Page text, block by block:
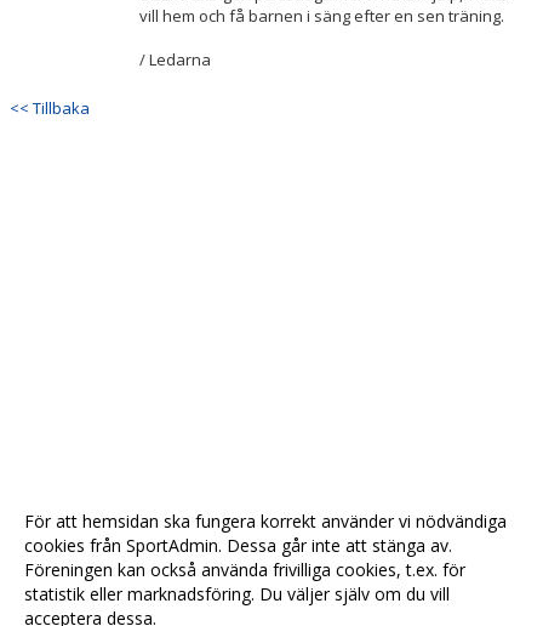
vill hem och få barnen i säng efter en sen träning.
/ Ledarna
<< Tillbaka
För att hemsidan ska fungera korrekt använder vi nödvändiga
cookies från SportAdmin. Dessa går inte att stänga av.
Föreningen kan också använda frivilliga cookies, t.ex. för
statistik eller marknadsföring. Du väljer själv om du vill
acceptera dessa.